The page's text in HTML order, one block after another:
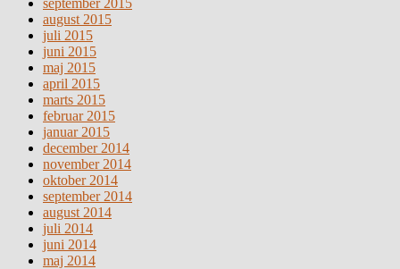
august 2015
juli 2015
juni 2015
maj 2015
april 2015
marts 2015
februar 2015
januar 2015
december 2014
november 2014
oktober 2014
september 2014
august 2014
juli 2014
juni 2014
maj 2014